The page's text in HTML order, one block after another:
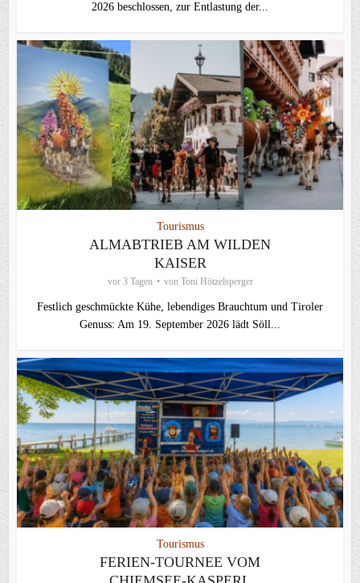
2026 beschlossen, zur Entlastung der...
Tourismus
ALMABTRIEB AM WILDEN
KAISER
vor 3 Tagen von Toni Hötzelsperger
Festlich geschmückte Kühe, lebendiges Brauchtum und Tiroler
Genuss: Am 19. September 2026 lädt Söll...
Tourismus
FERIEN-TOURNEE VOM